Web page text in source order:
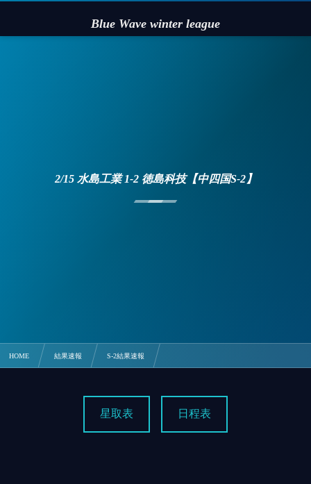
Blue Wave winter league
2/15 水島工業 1-2 徳島科技【中四国S-2】
HOME 結果速報 S-2結果速報
星取表 日程表